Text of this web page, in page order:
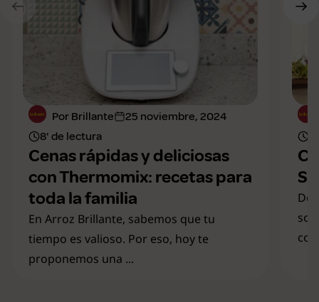
Por Brillante
25 noviembre, 2024
8' de lectura
Cenas rápidas y deliciosas
con Thermomix: recetas para
toda la familia
En Arroz Brillante, sabemos que tu
tiempo es valioso. Por eso, hoy te
proponemos una ...